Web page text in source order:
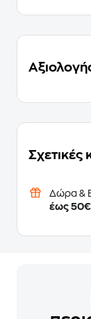
Σχετικές
Δώρα &
έως 50€